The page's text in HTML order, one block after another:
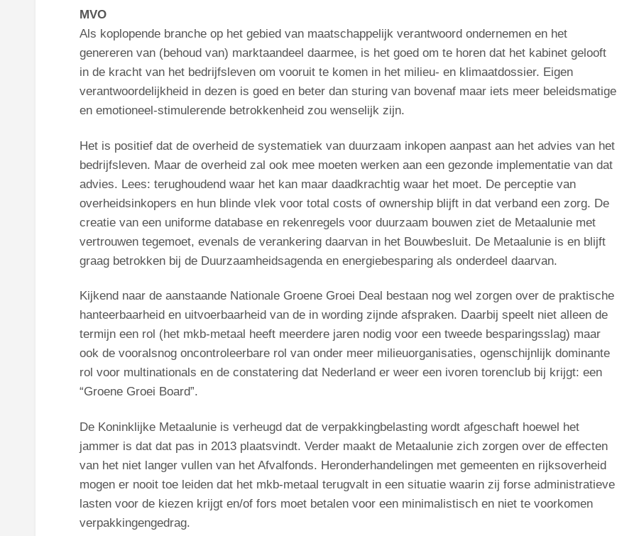
MVO
Als koplopende branche op het gebied van maatschappelijk verantwoord ondernemen en het
genereren van (behoud van) marktaandeel daarmee, is het goed om te horen dat het kabinet gelooft
in de kracht van het bedrijfsleven om vooruit te komen in het milieu- en klimaatdossier. Eigen
verantwoordelijkheid in dezen is goed en beter dan sturing van bovenaf maar iets meer beleidsmatige
en emotioneel-stimulerende betrokkenheid zou wenselijk zijn.
Het is positief dat de overheid de systematiek van duurzaam inkopen aanpast aan het advies van het
bedrijfsleven. Maar de overheid zal ook mee moeten werken aan een gezonde implementatie van dat
advies. Lees: terughoudend waar het kan maar daadkrachtig waar het moet. De perceptie van
overheidsinkopers en hun blinde vlek voor total costs of ownership blijft in dat verband een zorg. De
creatie van een uniforme database en rekenregels voor duurzaam bouwen ziet de Metaalunie met
vertrouwen tegemoet, evenals de verankering daarvan in het Bouwbesluit. De Metaalunie is en blijft
graag betrokken bij de Duurzaamheidsagenda en energiebesparing als onderdeel daarvan.
Kijkend naar de aanstaande Nationale Groene Groei Deal bestaan nog wel zorgen over de praktische
hanteerbaarheid en uitvoerbaarheid van de in wording zijnde afspraken. Daarbij speelt niet alleen de
termijn een rol (het mkb-metaal heeft meerdere jaren nodig voor een tweede besparingsslag) maar
ook de vooralsnog oncontroleerbare rol van onder meer milieuorganisaties, ogenschijnlijk dominante
rol voor multinationals en de constatering dat Nederland er weer een ivoren torenclub bij krijgt: een
“Groene Groei Board”.
De Koninklijke Metaalunie is verheugd dat de verpakkingbelasting wordt afgeschaft hoewel het
jammer is dat dat pas in 2013 plaatsvindt. Verder maakt de Metaalunie zich zorgen over de effecten
van het niet langer vullen van het Afvalfonds. Heronderhandelingen met gemeenten en rijksoverheid
mogen er nooit toe leiden dat het mkb-metaal terugvalt in een situatie waarin zij forse administratieve
lasten voor de kiezen krijgt en/of fors moet betalen voor een minimalistisch en niet te voorkomen
verpakkingengedrag.